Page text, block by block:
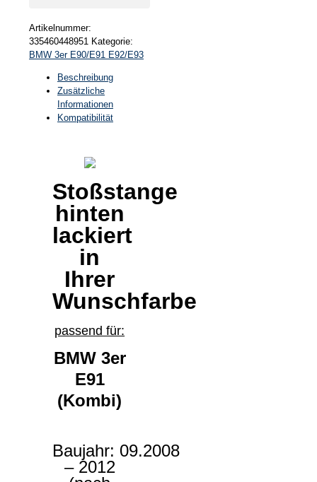
Artikelnummer:
335460448951 Kategorie:
BMW 3er E90/E91 E92/E93
Beschreibung
Zusätzliche
Informationen
Kompatibilität
Stoßstange
hinten
lackiert
in
Ihrer
Wunschfarbe
passend für:
BMW 3er
E91
(Kombi)
Baujahr: 09.2008
– 2012